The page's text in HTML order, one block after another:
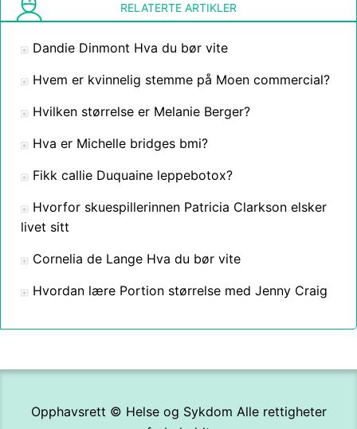
RELATERTE ARTIKLER
Dandie Dinmont Hva du bør vite
Hvem er kvinnelig stemme på Moen commercial?
Hvilken størrelse er Melanie Berger?
Hva er Michelle bridges bmi?
Fikk callie Duquaine leppebotox?
Hvorfor skuespillerinnen Patricia Clarkson elsker
livet sitt
Cornelia de Lange Hva du bør vite
Hvordan lære Portion størrelse med Jenny Craig
Opphavsrett © Helse og Sykdom Alle rettigheter